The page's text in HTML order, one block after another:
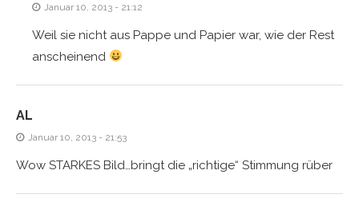
Januar 10, 2013 - 21:12
Weil sie nicht aus Pappe und Papier war, wie der Rest
anscheinend
AL
Januar 10, 2013 - 21:53
Wow STARKES Bild…bringt die „richtige“ Stimmung rüber